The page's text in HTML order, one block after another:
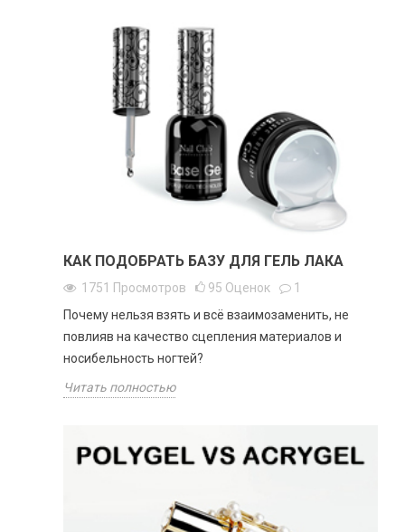
КАК ПОДОБРАТЬ БАЗУ ДЛЯ ГЕЛЬ ЛАКА
1751 Просмотров 95 Оценок
1
Почему нельзя взять и всё взаимозаменить, не
повлияв на качество сцепления материалов и
носибельность ногтей?
Читать полностью